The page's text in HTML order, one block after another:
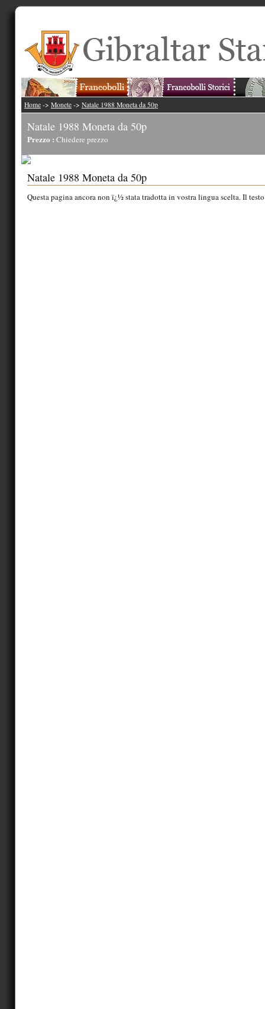
Home -> Monete -> Natale 1988 Moneta da 50p
Natale 1988 Moneta da 50p
Prezzo : Chiedere prezzo
Natale 1988 Moneta da 50p
Questa pagina ancora non ï¿½ stata tradotta in vostra lingua scelta. Il